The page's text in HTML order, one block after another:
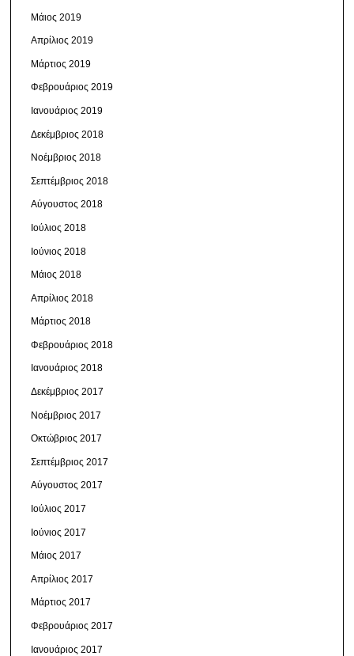
Μάιος 2019
Απρίλιος 2019
Μάρτιος 2019
Φεβρουάριος 2019
Ιανουάριος 2019
Δεκέμβριος 2018
Νοέμβριος 2018
Σεπτέμβριος 2018
Αύγουστος 2018
Ιούλιος 2018
Ιούνιος 2018
Μάιος 2018
Απρίλιος 2018
Μάρτιος 2018
Φεβρουάριος 2018
Ιανουάριος 2018
Δεκέμβριος 2017
Νοέμβριος 2017
Οκτώβριος 2017
Σεπτέμβριος 2017
Αύγουστος 2017
Ιούλιος 2017
Ιούνιος 2017
Μάιος 2017
Απρίλιος 2017
Μάρτιος 2017
Φεβρουάριος 2017
Ιανουάριος 2017